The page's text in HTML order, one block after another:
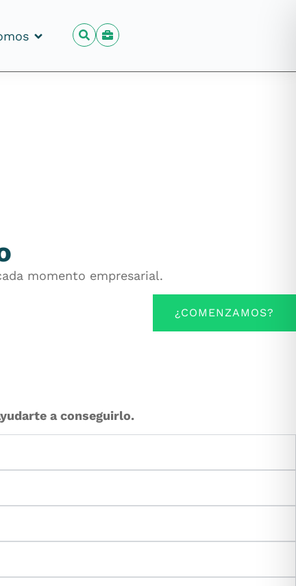
momento empresarial.
¿COMENZAMOS?
a conseguirlo.